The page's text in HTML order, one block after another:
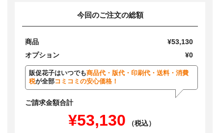
今回のご注文の総額
商品
¥53,130
オプション
¥0
販促花子はいつでも商品代・版代・印刷代・送料・消費
税が全部コミコミの安心価格！
ご請求金額合計
¥53,130
（税込）